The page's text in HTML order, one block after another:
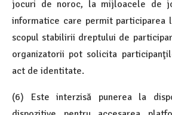
jocuri de noroc, la mijloacele de
informatice care permit participarea
scopul stabilirii dreptului de
organizatorii pot solicita
act de identitate.
(6) Este interzisă punerea la